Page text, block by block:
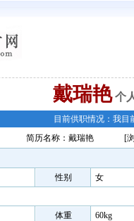
戴瑞艳个
目前供职情况：我目
简历名称：戴瑞艳
[
性别
女
体重
60kg